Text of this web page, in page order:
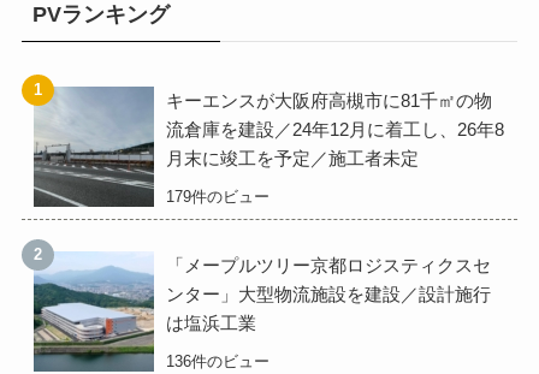
PVランキング
キーエンスが大阪府高槻市に81千㎡の物
流倉庫を建設／24年12月に着工し、26年8
月末に竣工を予定／施工者未定
179件のビュー
「メープルツリー京都ロジスティクスセ
ンター」大型物流施設を建設／設計施行
は塩浜工業
136件のビュー